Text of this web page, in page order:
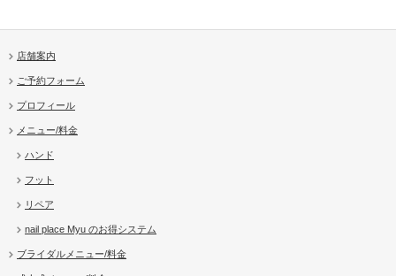
店舗案内
ご予約フォーム
プロフィール
メニュー/料金
ハンド
フット
リペア
nail place Myu のお得システム
ブライダルメニュー/料金